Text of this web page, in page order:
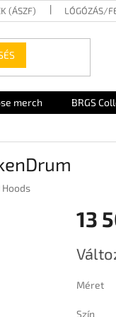
(ÁSZF) LÓGÓZÁS/
merch BRGS
Hoods
13
Méret
Szín